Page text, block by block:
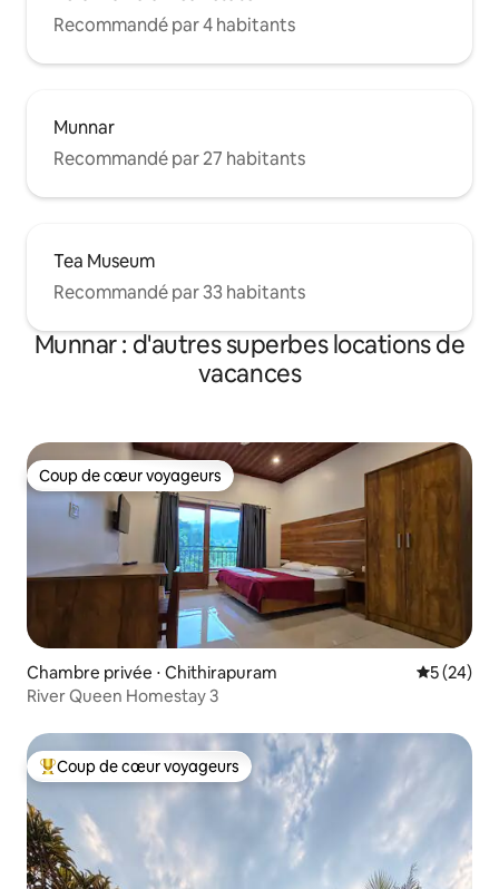
Recommandé par 4 habitants
Munnar
Recommandé par 27 habitants
Tea Museum
Recommandé par 33 habitants
Munnar : d'autres superbes locations de
vacances
Coup de cœur voyageurs
Coup de cœur voyageurs
Chambre privée ⋅ Chithirapuram
5 (24)
River Queen Homestay 3
Coups de cœur voyageurs les plus appréciés
Coup de cœur voyageurs